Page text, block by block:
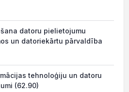
datoru pielietojumu
un datoriekārtu pārvaldība
tehnoloģiju un datoru
(62.90)